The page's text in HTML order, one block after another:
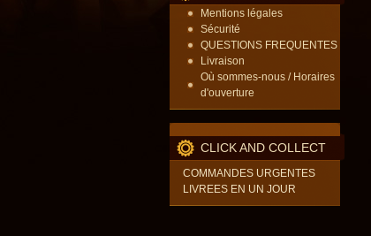
Mentions légales
Sécurité
QUESTIONS FREQUENTES
Livraison
Où sommes-nous / Horaires
d'ouverture
CLICK AND COLLECT
COMMANDES URGENTES
LIVREES EN UN JOUR